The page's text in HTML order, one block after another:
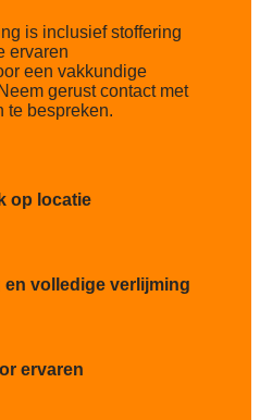
A
is inclusief stoffering
ervaren
een vakkundige
gerust contact met
te bespreken.
op locatie
volledige verlijming
ervaren